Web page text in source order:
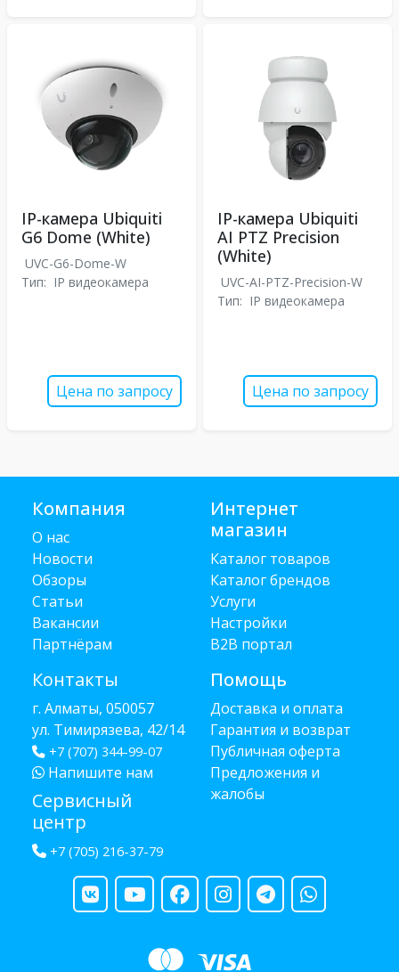
IP-камера Ubiquiti
G6 Dome (White)
UVC-G6-Dome-W
Тип: IP видеокамера
Цена по запросу
IP-камера Ubiquiti
AI PTZ Precision
(White)
UVC-AI-PTZ-Precision-W
Тип: IP видеокамера
Цена по запросу
Компания
О нас
Новости
Обзоры
Статьи
Вакансии
Партнёрам
Контакты
г. Алматы, 050057
ул. Тимирязева, 42/14
+7 (707) 344-99-07
Напишите нам
Сервисный
центр
+7 (705) 216-37-79
Интернет
магазин
Каталог товаров
Каталог брендов
Услуги
Настройки
B2B портал
Помощь
Доставка и оплата
Гарантия и возврат
Публичная оферта
Предложения и
жалобы